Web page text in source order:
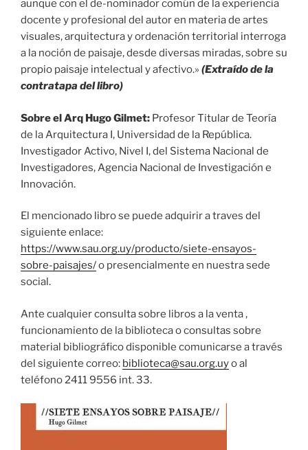
aunque con el de-nominador común de la experiencia
docente y profesional del autor en materia de artes
visuales, arquitectura y ordenación territorial interroga
a la noción de paisaje, desde diversas miradas, sobre su
propio paisaje intelectual y afectivo.» (Extraído de la
contratapa del libro)
Sobre el Arq Hugo Gilmet: Profesor Titular de Teoría
de la Arquitectura I, Universidad de la República.
Investigador Activo, Nivel I, del Sistema Nacional de
Investigadores, Agencia Nacional de Investigación e
Innovación.
El mencionado libro se puede adquirir a traves del
siguiente enlace:
https://www.sau.org.uy/producto/siete-ensayos-
sobre-paisajes/o presencialmente en nuestra sede
social.
Ante cualquier consulta sobre libros a la venta ,
funcionamiento de la biblioteca o consultas sobre
material bibliográfico disponible comunicarse a través
del siguiente correo: biblioteca@sau.org.uyo al
teléfono 2411 9556 int. 33.